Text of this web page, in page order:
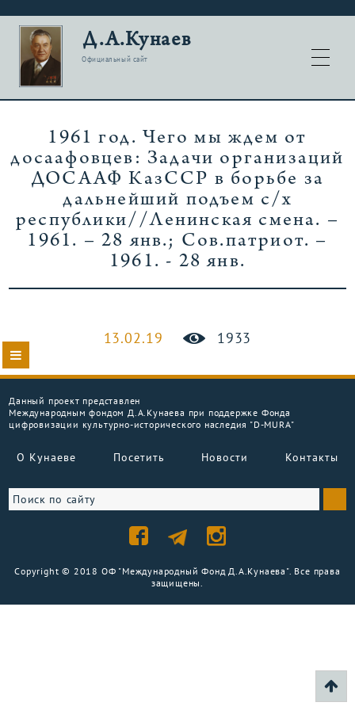
Д.А.Кунаев
Официальный сайт
1961 год. Чего мы ждем от
досаафовцев: Задачи организаций
ДОСААФ КазССР в борьбе за
дальнейший подъем с/х
республики//Ленинская смена. –
1961. – 28 янв.; Сов.патриот. –
1961. - 28 янв.
13.02.19 1933
Данный проект представлен
Международным фондом Д.А.Кунаева при поддержке Фонда
цифровизации культурно-исторического наследия "D-MURA"
О Кунаеве Посетить Новости Контакты
Copyright © 2018 ОФ "Международный Фонд Д.А.Кунаева". Все права
защищены.